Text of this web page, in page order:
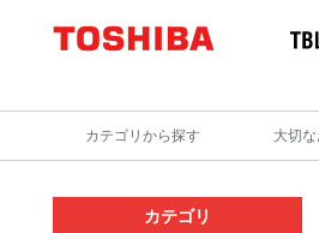
カテゴリから探す 大切
カテゴリ